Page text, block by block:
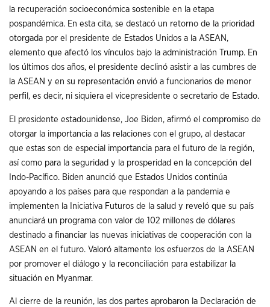
la recuperación socioeconómica sostenible en la etapa
pospandémica. En esta cita, se destacó un retorno de la prioridad
otorgada por el presidente de Estados Unidos a la ASEAN,
elemento que afectó los vínculos bajo la administración Trump. En
los últimos dos años, el presidente declinó asistir a las cumbres de
la ASEAN y en su representación envió a funcionarios de menor
perfil, es decir, ni siquiera el vicepresidente o secretario de Estado.
El presidente estadounidense, Joe Biden, afirmó el compromiso de
otorgar la importancia a las relaciones con el grupo, al destacar
que estas son de especial importancia para el futuro de la región,
así como para la seguridad y la prosperidad en la concepción del
Indo-Pacífico. Biden anunció que Estados Unidos continúa
apoyando a los países para que respondan a la pandemia e
implementen la Iniciativa Futuros de la salud y reveló que su país
anunciará un programa con valor de 102 millones de dólares
destinado a financiar las nuevas iniciativas de cooperación con la
ASEAN en el futuro. Valoró altamente los esfuerzos de la ASEAN
por promover el diálogo y la reconciliación para estabilizar la
situación en Myanmar.
Al cierre de la reunión, las dos partes aprobaron la Declaración de